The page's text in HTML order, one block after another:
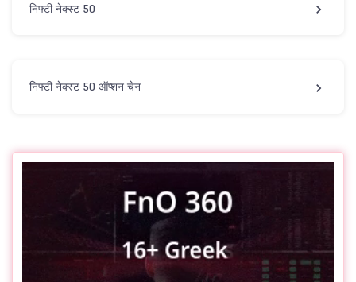
निफ्टी नेक्स्ट 50
निफ्टी नेक्स्ट 50 ऑप्शन चेन